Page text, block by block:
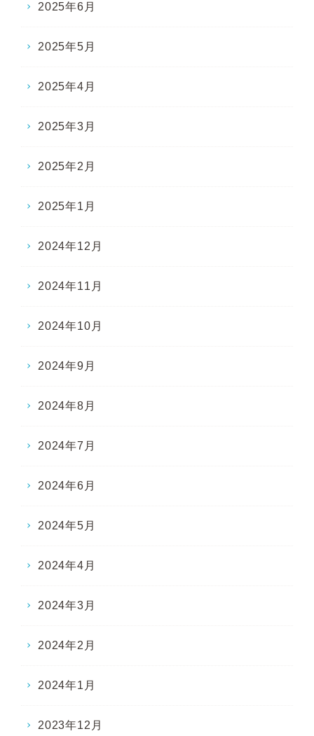
2025年6月
2025年5月
2025年4月
2025年3月
2025年2月
2025年1月
2024年12月
2024年11月
2024年10月
2024年9月
2024年8月
2024年7月
2024年6月
2024年5月
2024年4月
2024年3月
2024年2月
2024年1月
2023年12月